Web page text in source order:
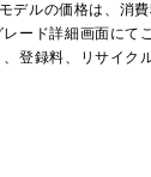
デルの価格は、消
ード詳細画面にて
登録料、リサイク